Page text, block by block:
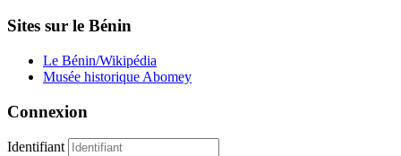
Sites sur le Bénin
Le Bénin/Wikipédia
Musée historique Abomey
Connexion
Identifiant